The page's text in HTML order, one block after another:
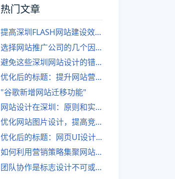
热门文章
提高深圳FLASH网站建设效率的建议
选择网站推广公司的几个因素
避免这些深圳网站设计的错误
优化后的标题：提升网站营销绩效的策略
"谷歌新增网站迁移功能"
网站设计在深圳：原则和实践
优化网站图片设计，提高竞争力
优化后的标题：网页UI设计与APP UI设计应用软件
如何利用营销策略集聚网站流量
团队协作是标志设计不可或缺的一部分